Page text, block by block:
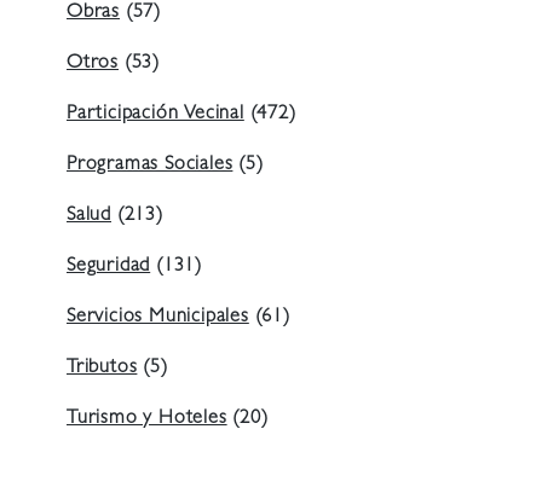
Obras (57)
Otros (53)
Participación Vecinal (472)
Programas Sociales (5)
Salud (213)
Seguridad (131)
Servicios Municipales (61)
Tributos (5)
Turismo y Hoteles (20)